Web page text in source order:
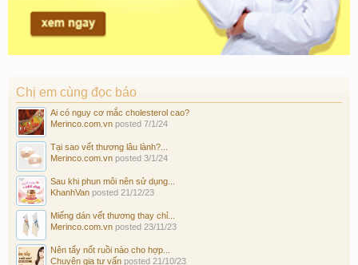
Chị em cùng đọc báo
Ai có nguy cơ mắc cholesterol cao?
Merinco.com.vn posted 7/1/24
Tại sao vết thương lâu lành?...
Merinco.com.vn posted 3/1/24
Sau khi phun môi nên sử dụng...
KhanhVan posted 21/12/23
Miếng dán vết thương thay chỉ...
Merinco.com.vn posted 23/11/23
Nên tẩy nốt ruồi nào cho hợp...
Chuyên gia tư vấn posted 21/10/23